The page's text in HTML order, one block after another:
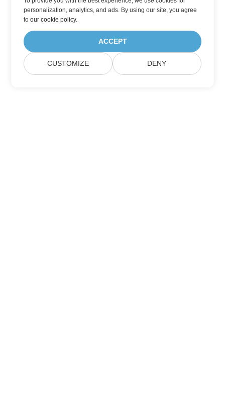
personalization, analytics, and ads. By using our site, you agree
toour cookie policy.
ACCEPT
CUSTOMIZE DENY